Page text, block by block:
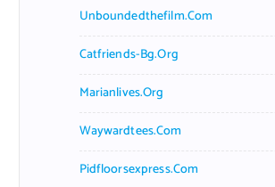
Unboundedthefilm.com
Catfriends-Bg.org
Marianlives.org
Waywardtees.com
Pidfloorsexpress.com